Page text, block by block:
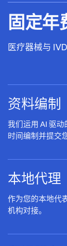
固定年
医疗器械与
资料编制
我们运用 AI 驱
时间编制并提交
本地代理
作为您的本地代
机构对接。